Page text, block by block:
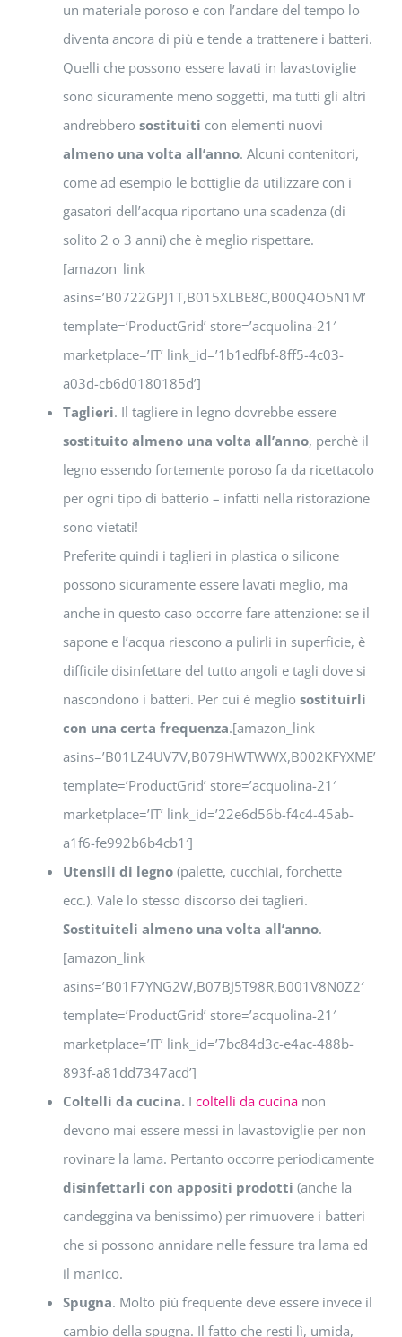
un materiale poroso e con l’andare del tempo lo
diventa ancora di più e tende a trattenere i batteri.
Quelli che possono essere lavati in lavastoviglie
sono sicuramente meno soggetti, ma tutti gli altri
andrebbero sostituiti con elementi nuovi
almeno una volta all’anno. Alcuni contenitori,
come ad esempio le bottiglie da utilizzare con i
gasatori dell’acqua riportano una scadenza (di
solito 2 o 3 anni) che è meglio rispettare.
[amazon_link
asins=’B0722GPJ1T,B015XLBE8C,B00Q4O5N1M’
template=’ProductGrid’ store=’acquolina-21′
marketplace=’IT’ link_id=’1b1edfbf-8ff5-4c03-
a03d-cb6d0180185d’]
Taglieri. Il tagliere in legno dovrebbe essere
sostituito almeno una volta all’anno, perchè il
legno essendo fortemente poroso fa da ricettacolo
per ogni tipo di batterio – infatti nella ristorazione
sono vietati!
Preferite quindi i taglieri in plastica o silicone
possono sicuramente essere lavati meglio, ma
anche in questo caso occorre fare attenzione: se il
sapone e l’acqua riescono a pulirli in superficie, è
difficile disinfettare del tutto angoli e tagli dove si
nascondono i batteri. Per cui è meglio sostituirli
con una certa frequenza.[amazon_link
asins=’B01LZ4UV7V,B079HWTWWX,B002KFYXME’
template=’ProductGrid’ store=’acquolina-21′
marketplace=’IT’ link_id=’22e6d56b-f4c4-45ab-
a1f6-fe992b6b4cb1′]
Utensili di legno(palette, cucchiai, forchette
ecc.). Vale lo stesso discorso dei taglieri.
Sostituiteli almeno una volta all’anno.
[amazon_link
asins=’B01F7YNG2W,B07BJ5T98R,B001V8N0Z2′
template=’ProductGrid’ store=’acquolina-21′
marketplace=’IT’ link_id=’7bc84d3c-e4ac-488b-
893f-a81dd7347acd’]
Coltelli da cucina. I coltelli da cucinanon
devono mai essere messi in lavastoviglie per non
rovinare la lama. Pertanto occorre periodicamente
disinfettarli con appositi prodotti (anche la
candeggina va benissimo) per rimuovere i batteri
che si possono annidare nelle fessure tra lama ed
il manico.
Spugna. Molto più frequente deve essere invece il
cambio della spugna. Il fatto che resti lì, umida,